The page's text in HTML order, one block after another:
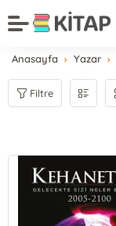
Anasayfa Yazar
Filtre